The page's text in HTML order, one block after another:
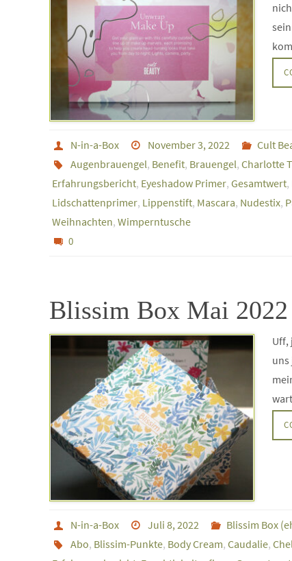
N-in-a-Box November 3, 2022 Cult
Augenbrauengel, Benefit, Brauengel, Charlotte
Erfahrungsbericht, Eyeshadow Primer, Gesamtwert,
Lidschattenprimer, Lippenstift, Mascara, Nudestix,
Weihnachten, Wimperntusche
0
Blissim Box Mai
Uff,
N-in-a-Box Juli 8, 2022 Blissim Box
Abo, Blissim-Punkte, Body Cream, Caudalie,